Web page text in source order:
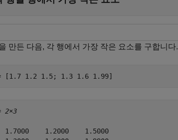
만든 다음, 각 행에서 가장 작은 요소를 구합니다.
[1.7 1.2 1.5; 1.3 1.6 1.99]
2×3
1.7000    1.2000    1.5000